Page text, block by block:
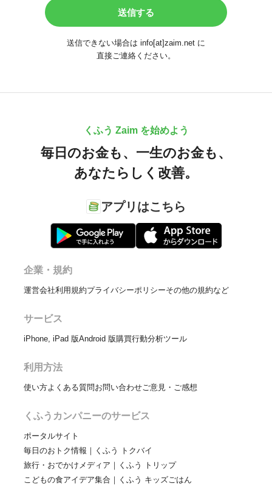
送信できない場合は info[at]zaim.net に
直接ご連絡ください。
くふう Zaim を始めよう
毎日のお金も、 一生のお金も、
あなたらしく改善。
アプリはこちら
企業・規約
運営会社利用規約プライバシーポリシーその他の規約など
サービス
iPhone, iPad 版Android 版購買行動分析ツール
利用方法
使い方よくある質問お問い合わせご意見・ご感想
くふうカンパニーのサービス
ポータルサイト
毎日のおトク情報｜くふう トクバイ
旅行・おでかけメディア｜くふう トリップ
こどもの食アイデア集合｜くふう キッズごはん